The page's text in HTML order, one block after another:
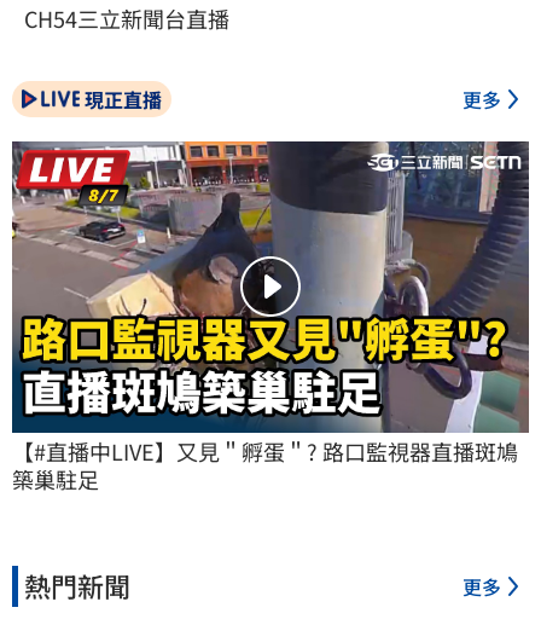
CH54三立新聞台直播
現正直播 更多
【#直播中LIVE】又見＂孵蛋＂? 路口監視器直播斑鳩
築巢駐足
熱門新聞 更多